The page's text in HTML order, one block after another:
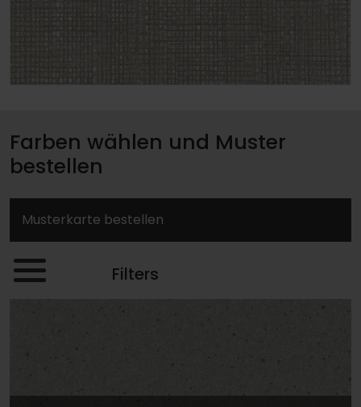
Farben wählen und Muster
bestellen
Musterkarte bestellen
Filters